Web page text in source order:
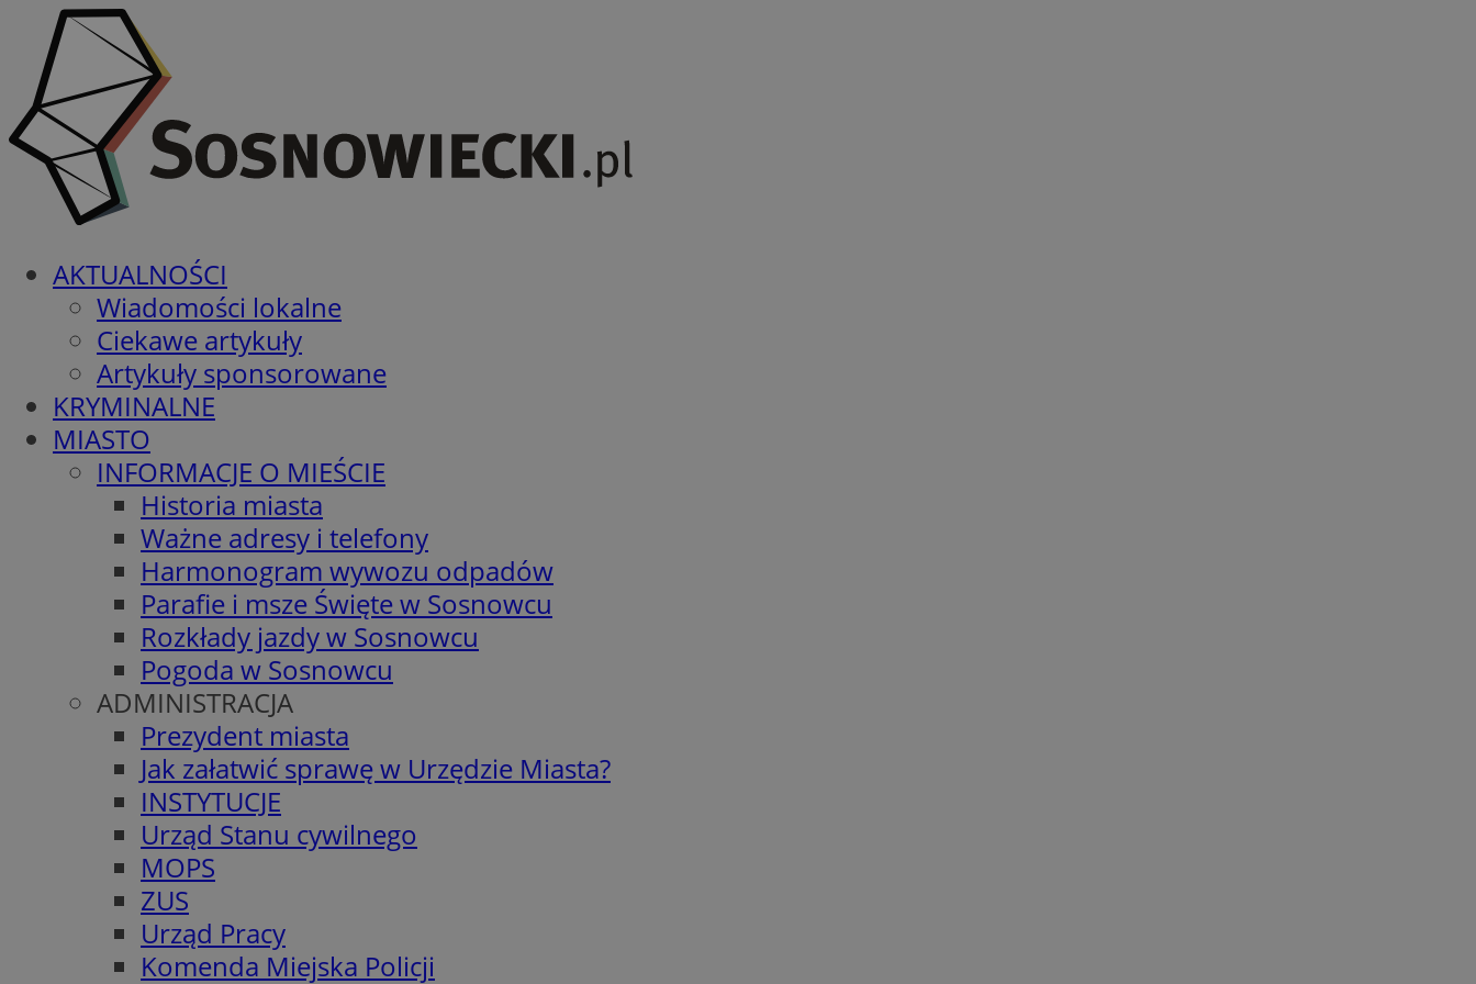
AKTUALNOŚCI
Wiadomości lokalne
Ciekawe artykuły
Artykuły sponsorowane
KRYMINALNE
MIASTO
INFORMACJE O MIEŚCIE
Historia miasta
Ważne adresy i telefony
Harmonogram wywozu odpadów
Parafie i msze Święte w Sosnowcu
Rozkłady jazdy w Sosnowcu
Pogoda w Sosnowcu
ADMINISTRACJA
Prezydent miasta
Jak załatwić sprawę w Urzędzie Miasta?
INSTYTUCJE
Urząd Stanu cywilnego
MOPS
ZUS
Urząd Pracy
Komenda Miejska Policji